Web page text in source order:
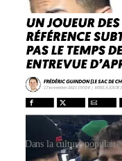
Dans la culture